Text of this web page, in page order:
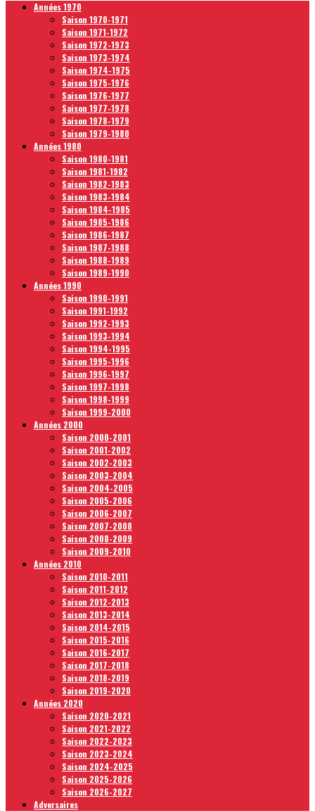
Années 1970
Saison 1970-1971
Saison 1971-1972
Saison 1972-1973
Saison 1973-1974
Saison 1974-1975
Saison 1975-1976
Saison 1976-1977
Saison 1977-1978
Saison 1978-1979
Saison 1979-1980
Années 1980
Saison 1980-1981
Saison 1981-1982
Saison 1982-1983
Saison 1983-1984
Saison 1984-1985
Saison 1985-1986
Saison 1986-1987
Saison 1987-1988
Saison 1988-1989
Saison 1989-1990
Années 1990
Saison 1990-1991
Saison 1991-1992
Saison 1992-1993
Saison 1993-1994
Saison 1994-1995
Saison 1995-1996
Saison 1996-1997
Saison 1997-1998
Saison 1998-1999
Saison 1999-2000
Années 2000
Saison 2000-2001
Saison 2001-2002
Saison 2002-2003
Saison 2003-2004
Saison 2004-2005
Saison 2005-2006
Saison 2006-2007
Saison 2007-2008
Saison 2008-2009
Saison 2009-2010
Années 2010
Saison 2010-2011
Saison 2011-2012
Saison 2012-2013
Saison 2013-2014
Saison 2014-2015
Saison 2015-2016
Saison 2016-2017
Saison 2017-2018
Saison 2018-2019
Saison 2019-2020
Années 2020
Saison 2020-2021
Saison 2021-2022
Saison 2022-2023
Saison 2023-2024
Saison 2024-2025
Saison 2025-2026
Saison 2026-2027
Adversaires